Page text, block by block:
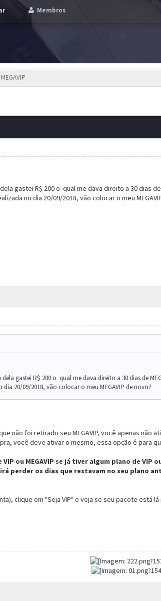
Membros
gastei R$ 200 o qual me dava direito a 30 dias
no dia 20/09/2018, vão colocar o meu
gastei R$ 200 o qual me dava direito a 30 dias de
20/09/2018, vão colocar o meu MEGAVIP de novo?
não foi retirado seu MEGAVIP, você apenas
você deve ativar o mesmo, essa opção é para
ou MEGAVIP se já tiver algum plano de VIP
perder os dias que restavam no seu plano
clique em "Seja VIP" e veja se seu pacote está